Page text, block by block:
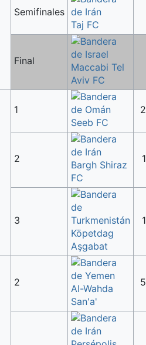
Semifinales
Taj FC
Final
Maccabi Tel
Aviv FC
1
Seeb FC
2
Bargh Shiraz
FC
3
Köpetdag
Aşgabat
2
Al-Wahda
San'a'